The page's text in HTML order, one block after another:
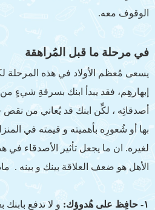
الوقوف معه.
في مرحلة ما قبل المُراهقة
يسعى مُعظم الأولاد في هذه المرحلة
إبهارهِم، فقد يبدأ ابنك بسرقةِ شيءٍ من
أصدقائِه ، لكِّن ابنك قد يُعاني من
بها أو شُعورِه بأهميته و قيمته في
لغيره. ان ما يجعل تأثير الأصدقاء في
الأهل هو ضعف العلاقة بينك و بينه .
١- حافِظ على هُدوؤِك:
و لا تدفع